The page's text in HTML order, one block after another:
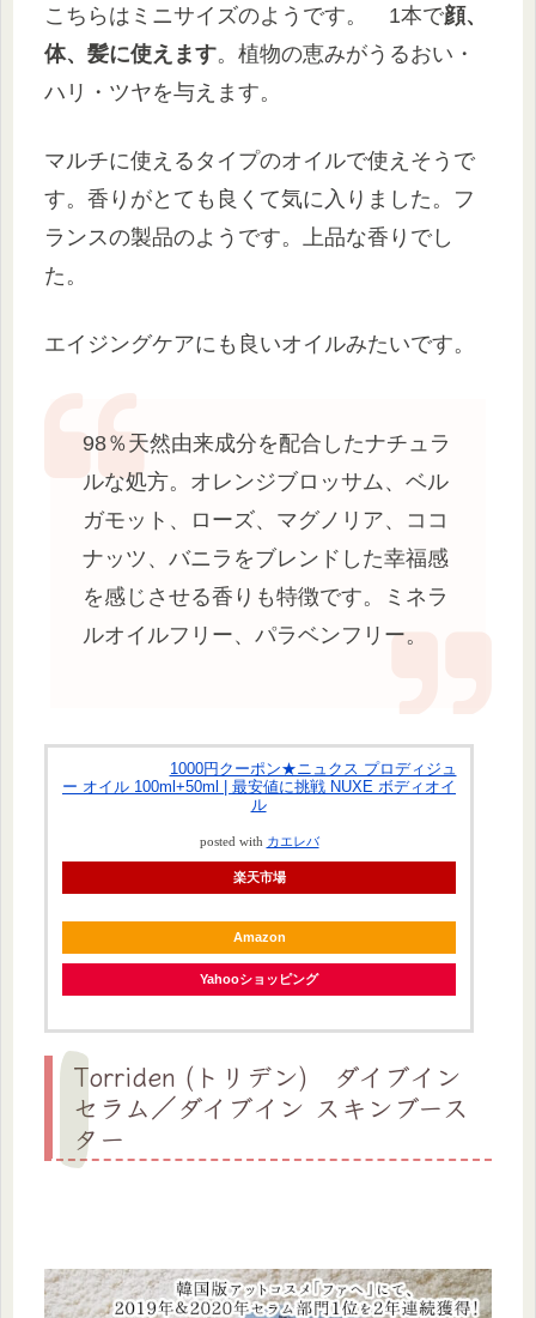
こちらはミニサイズのようです。 1本で顔、
体、髪に使えます。植物の恵みがうるおい・
ハリ・ツヤを与えます。
マルチに使えるタイプのオイルで使えそうで
す。香りがとても良くて気に入りました。フ
ランスの製品のようです。上品な香りでし
た。
エイジングケアにも良いオイルみたいです。
98％天然由来成分を配合したナチュラ
ルな処方。オレンジブロッサム、ベル
ガモット、ローズ、マグノリア、ココ
ナッツ、バニラをブレンドした幸福感
を感じさせる香りも特徴です。ミネラ
ルオイルフリー、パラベンフリー。
1000円クーポン★ニュクス プロディジュ
ー オイル 100ml+50ml | 最安値に挑戦 NUXE ボディオイ
ル
posted with カエレバ
楽天市場
Amazon
Yahooショッピング
Torriden (トリデン) ダイブイン
セラム／ダイブイン スキンブース
ター